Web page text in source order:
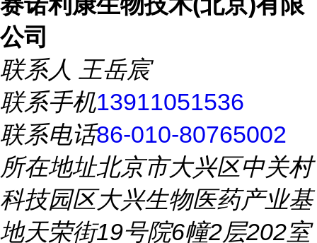
公司
联系人 王岳宸
联系手机13911051536
联系电话86-010-80765002
所在地址北京市大兴区中关村
科技园区大兴生物医药产业基
地天荣街19号院6幢2层202室